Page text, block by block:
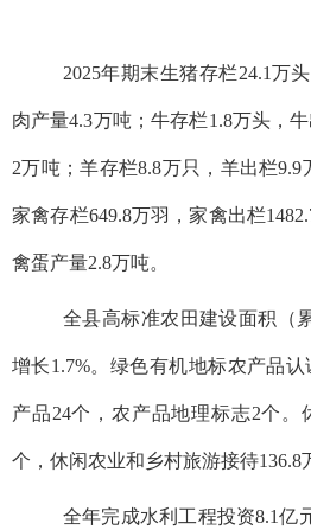
2025年期末生猪存栏24.1万
肉产量4.3万吨；牛存栏1.8万头，
2万吨；羊存栏8.8万只，羊出栏9.9
家禽存栏649.8万羽，家禽出栏
禽蛋产量2.8万吨。
全县高标准农田建设面积（
增长1.7%。绿色有机地标农产品
产品24个，农产品地理标志2个。
个，休闲农业和乡村旅游接待136.8
全年完成水利工程投资8.1亿